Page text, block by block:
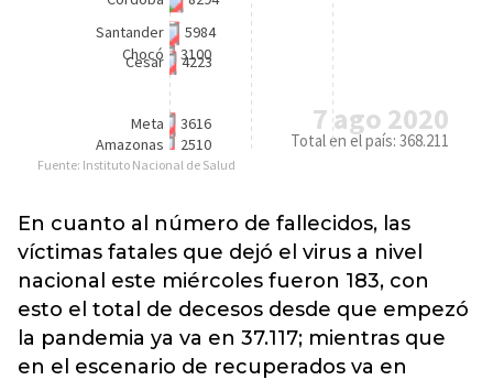
En cuanto al número de fallecidos, las
víctimas fatales que dejó el virus a nivel
nacional este miércoles fueron 183, con
esto el total de decesos desde que empezó
la pandemia ya va en 37.117; mientras que
en el escenario de recuperados va en